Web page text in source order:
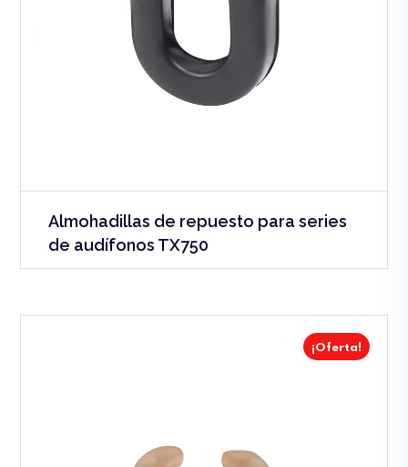
Almohadillas de repuesto para series
de audífonos TX750
¡Oferta!